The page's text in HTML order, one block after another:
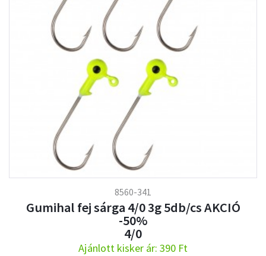
8560-341
Gumihal fej sárga 4/0 3g 5db/cs AKCIÓ
-50%
4/0
Ajánlott kisker ár: 390 Ft